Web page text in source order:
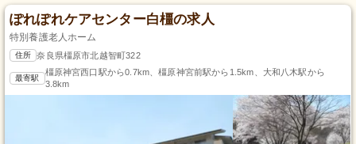
ぽれぽれケアセンター白橿の求人
特別養護老人ホーム
住所 奈良県橿原市北越智町322
最寄駅
橿原神宮西口駅から0.7km、橿原神宮前駅から1.5km、大和八木駅から
3.8km